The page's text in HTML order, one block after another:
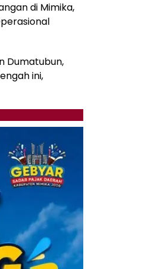
di Mimika,
Dumatubun,
ini,